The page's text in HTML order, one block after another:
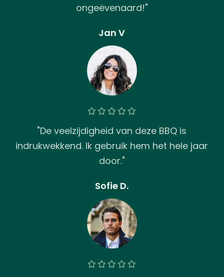
ongeëvenaard!"
Jan V
"De veelzijdigheid van deze BBQ is
indrukwekkend. Ik gebruik hem het hele jaar
door."
Sofie D.